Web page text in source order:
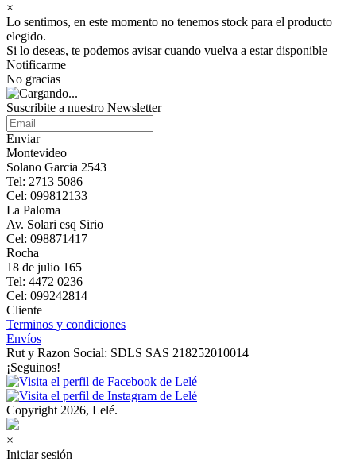
×
Lo sentimos, en este momento no tenemos stock para el producto
elegido.
Si lo deseas, te podemos avisar cuando vuelva a estar disponible
Notificarme
No gracias
Suscribite a nuestro Newsletter
Enviar
Montevideo
Solano Garcia 2543
Tel: 2713 5086
Cel: 099812133
La Paloma
Av. Solari esq Sirio
Cel: 098871417
Rocha
18 de julio 165
Tel: 4472 0236
Cel: 099242814
Cliente
Terminos y condiciones
Envíos
Rut y Razon Social: SDLS SAS 218252010014
¡Seguinos!
Copyright 2026, Lelé.
×
Iniciar sesión